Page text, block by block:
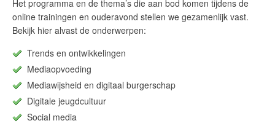
Het programma en de thema’s die aan bod komen tijdens de
online trainingen en ouderavond stellen we gezamenlijk vast.
Bekijk hier alvast de onderwerpen:
Trends en ontwikkelingen
Mediaopvoeding
Mediawijsheid en digitaal burgerschap
Digitale jeugdcultuur
Social media